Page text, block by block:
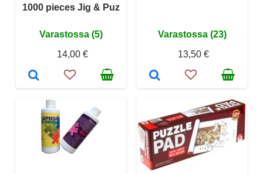
1000 pieces Jig & Puz
Varastossa (5)
14,00 €
Varastossa (23)
13,50 €